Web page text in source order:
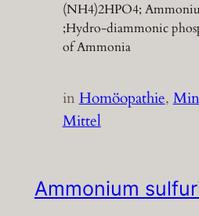
(NH4)2HPO4;
;Hydro-diammonic
of Ammonia
inHomöopathie,
Mittel
Ammonium